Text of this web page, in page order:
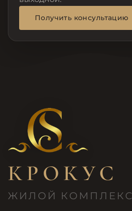
Получить консультацию
КРОКУС
ЖИЛОЙ КОМПЛЕКС